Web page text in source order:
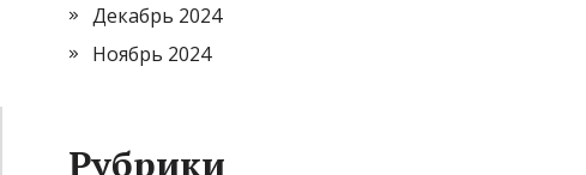
Декабрь 2024
Ноябрь 2024
Рубрики